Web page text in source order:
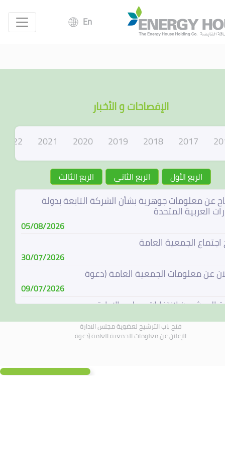
En
الإفصاحات و الأخبار
2017
2018
2019
2020
2021
2022
الربع الأول الربع الثاني الربع الثالث
عن معلومات جوهرية بشأن الشركة التابعة بدولة
العربية المتحدة
05/08/2026
اجتماع الجمعية العامة
30/07/2026
عن معلومات الجمعية العامة (دعوة
09/07/2026
المرشحين لإنتخابات مجلس الإدارة
08/07/2026
الترشيح لعضوية مجلس الادارة
فتح باب الترشيح لعضوية مجلس الادارة
الإعلان عن معلومات الجمعية العامة (دعوة